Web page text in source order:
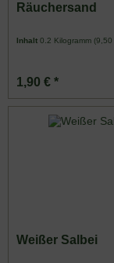
Räuchersand
Inhalt0.2 Kilogramm (9,50 €
1,90 € *
Weißer Salbei